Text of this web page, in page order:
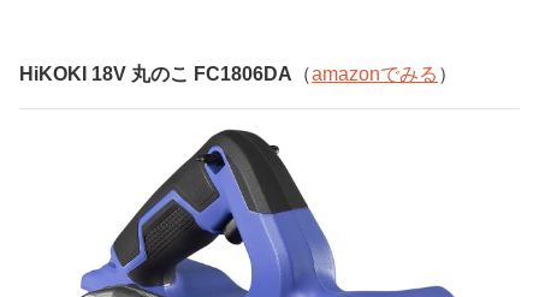
HiKOKI 18V 丸のこ FC1806DA （amazonでみる ）